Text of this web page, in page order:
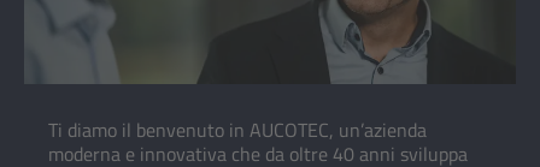
Ti diamo il benvenuto in AUCOTEC, un’azienda
moderna e innovativa che da oltre 40 anni sviluppa